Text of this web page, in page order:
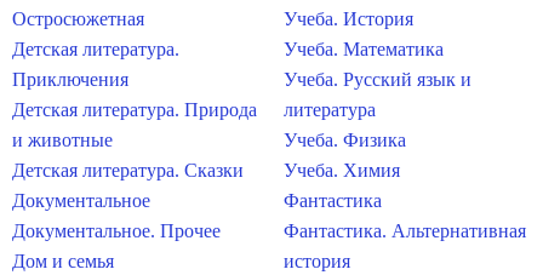
Остросюжетная
Детская литература.
Приключения
Детская литература. Природа
и животные
Детская литература. Сказки
Документальное
Документальное. Прочее
Дом и семья
Учеба. История
Учеба. Математика
Учеба. Русский язык и
литература
Учеба. Физика
Учеба. Химия
Фантастика
Фантастика. Альтернативная
история